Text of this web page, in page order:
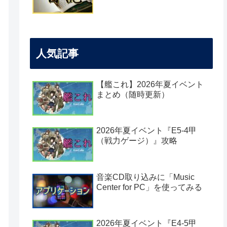
人気記事
【艦これ】2026年夏イベント
まとめ（随時更新）
2026年夏イベント『E5-4甲
（戦力ゲージ）』攻略
音楽CD取り込みに「Music
Center for PC」を使ってみる
2026年夏イベント『E4-5甲